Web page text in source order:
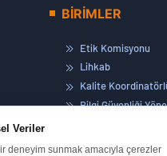
Veriler
deneyim sunmak amacıyla çerezler
BİRİMLER
Etik Komisyonu
Lihkab
Kalite
Bilgi Güvenliği